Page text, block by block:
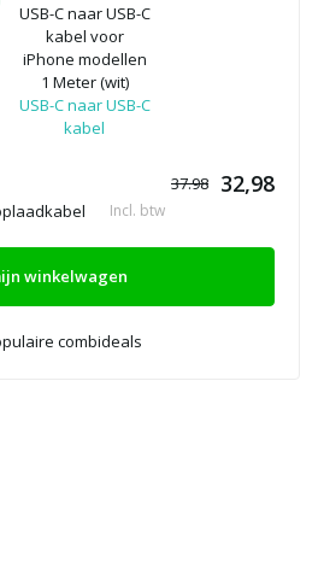
USB-C naar USB-C
kabel voor
iPhone modellen
1 Meter (wit)
USB-C naar USB-C
kabel
37.98 32,98
Incl. btw
winkelwagen
combideals